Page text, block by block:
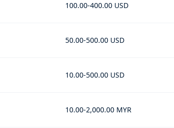
100.00-400.00 USD
50.00-500.00 USD
10.00-500.00 USD
10.00-2,000.00 MYR